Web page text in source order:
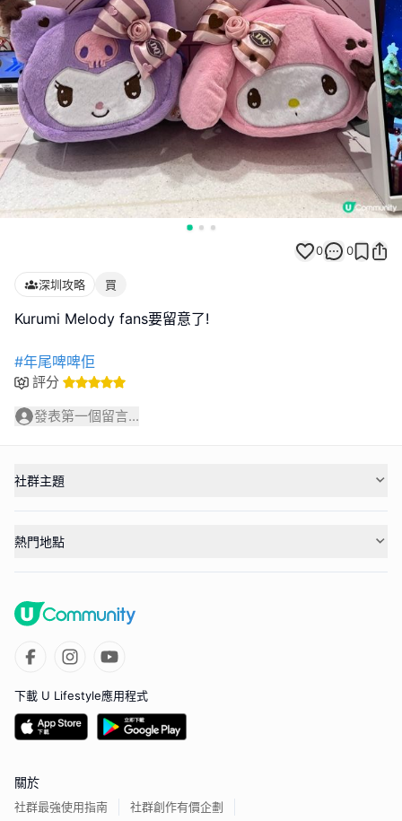
0 0
深圳攻略 買
Kurumi Melody fans要留意了!
#年尾啤啤佢
評分
發表第一個留言...
社群主題
熱門地點
下載 U Lifestyle應用程式
關於
社群最強使用指南 社群創作有價企劃